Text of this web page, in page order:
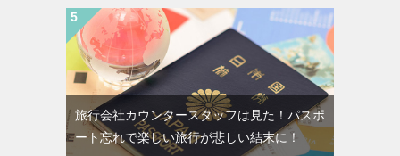
旅行会社カウンタースタッフは見た！パスポ
ート忘れで楽しい旅行が悲しい結末に！